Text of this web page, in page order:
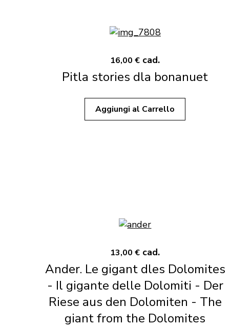
16,00 € cad.
Pitla stories dla bonanuet
Aggiungi al Carrello
13,00 € cad.
Ander. Le gigant dles Dolomites
- Il gigante delle Dolomiti - Der
Riese aus den Dolomiten - The
giant from the Dolomites